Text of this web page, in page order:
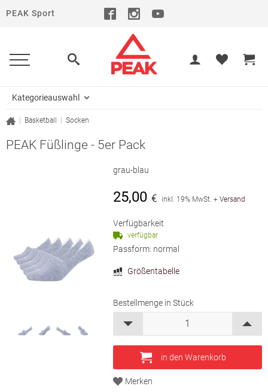
PEAK Sport
Kategorieauswahl
Basketball Socken
PEAK Füßlinge - 5er Pack
grau-blau
25,00 € inkl. 19% MwSt. +Versand
Verfügbarkeit
verfügbar
Passform: normal
Größentabelle
Bestellmenge in Stück